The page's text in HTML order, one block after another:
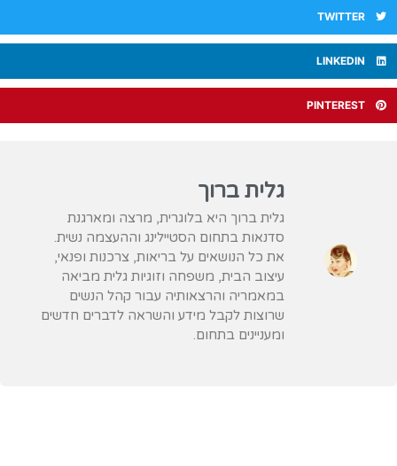
TWITTER
LINKEDIN
PINTEREST
גלית ברוך
גלית ברוך היא בלוגרית, מרצה ומארגנת
סדנאות בתחום הסטיילינג וההעצמה נשית.
את כל הנושאים על בריאות, צרכנות ופנאי,
עיצוב הבית, משפחה וזוגיות גלית מביאה
במאמריה והרצאותיה עבור קהל הנשים
שרוצות לקבל מידע והשראה לדברים חדשים
ומעניינים בתחום.